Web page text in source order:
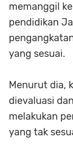
memanggil
pendidikan
yang sesuai.
Menurut dia,
dievaluasi
melakukan
yang tak